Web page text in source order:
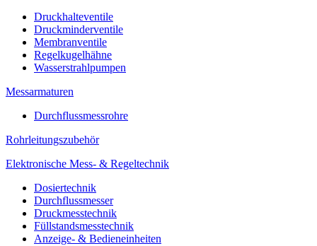
Druckhalteventile
Druckminderventile
Membranventile
Regelkugelhähne
Wasserstrahlpumpen
Messarmaturen
Durchflussmessrohre
Rohrleitungszubehör
Elektronische Mess- & Regeltechnik
Dosiertechnik
Durchflussmesser
Druckmesstechnik
Füllstandsmesstechnik
Anzeige- & Bedieneinheiten